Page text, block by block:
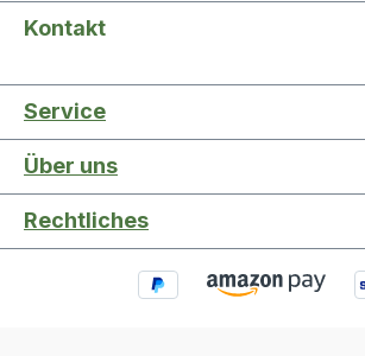
Kontakt
Service
Über uns
Rechtliches